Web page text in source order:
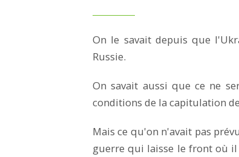
On le savait depuis que
Russie.
On savait aussi que ce ne
conditions de la capitulation
Mais ce qu'on n'avait pas
guerre qui laisse le front où